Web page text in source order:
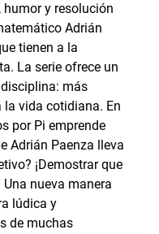
humor y resolución
Adrián
tienen a la
La serie ofrece un
más
la vida cotidiana. En
por Pi emprende
Adrián Paenza lleva
¡Demostrar que
nueva manera
lúdica y
de muchas